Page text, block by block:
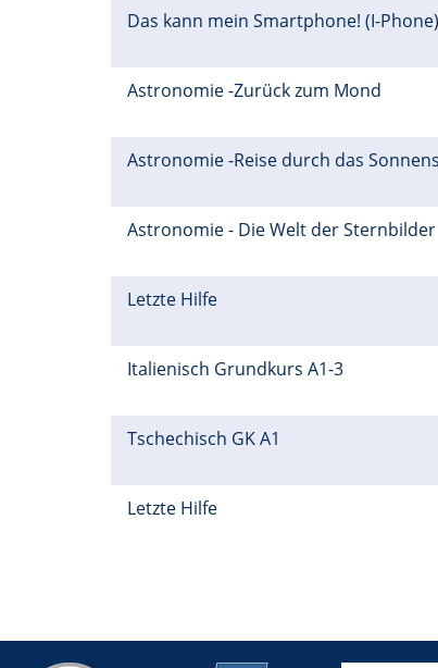
Das kann mein Smartphone! (I-Phone)
Astronomie -Zurück zum Mond
Astronomie -Reise durch das
Astronomie - Die Welt der Sternbilder
Letzte Hilfe
Italienisch Grundkurs A1-3
Tschechisch GK A1
Letzte Hilfe